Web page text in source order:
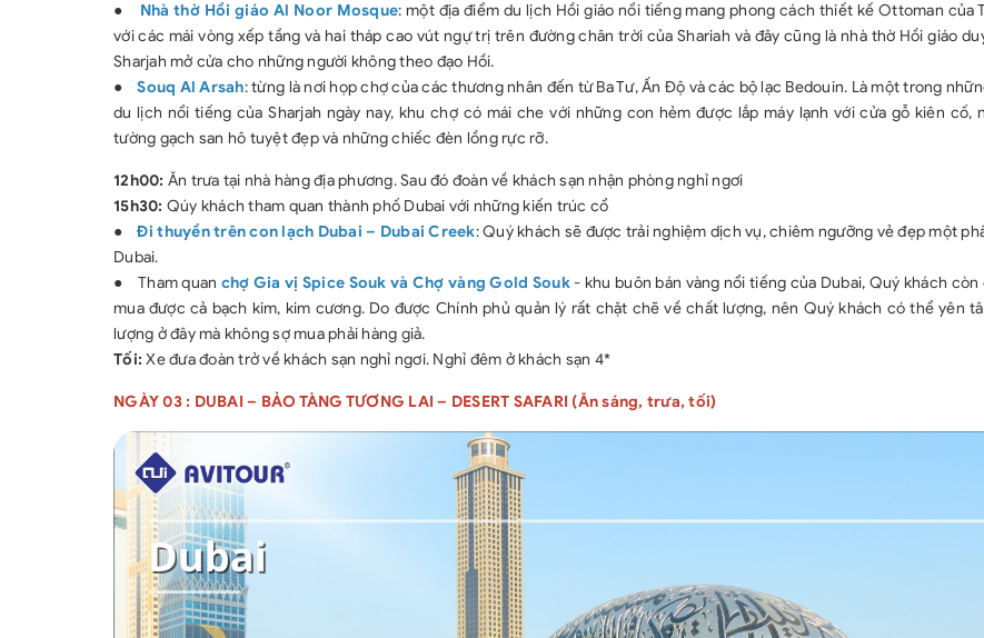
●
Nhà thờ Hồi giáo Al Noor Mosque: một địa điểm du lịch Hồi giáo nổi tiếng mang phong cách thiết kế Ottoman của
với các mái vòng xếp tầng và hai tháp cao vút ngự trị trên đường chân trời của Shariah và đây cũng là nhà thờ Hồi giáo
Sharjah mở cửa cho những người không theo đạo Hồi.
●
Souq Al Arsah: từng là nơi họp chợ của các thương nhân đến từ Ba Tư, Ấn Độ và các bộ lạc Bedouin. Là một trong
du lịch nổi tiếng của Sharjah ngày nay, khu chợ có mái che với những con hẻm được lắp máy lạnh với cửa gỗ kiên cố,
tường gạch san hô tuyệt đẹp và những chiếc đèn lồng rực rỡ.
12h00: Ăn trưa tại nhà hàng địa phương. Sau đó đoàn về khách sạn nhận phòng nghỉ ngơi
15h30: Qúy khách tham quan thành phố Dubai với những kiến trúc cổ
●
Đi thuyền trên con lạch Dubai – Dubai Creek: Quý khách sẽ được trải nghiệm dịch vụ, chiêm ngưỡng vẻ đẹp một
Dubai.
●
Tham quan chợ Gia vị Spice Souk và Chợ vàng Gold Souk- khu buôn bán vàng nổi tiếng của Dubai, Quý khách
mua được cả bạch kim, kim cương. Do được Chính phủ quản lý rất chặt chẽ về chất lượng, nên Quý khách có thể yên
lượng ở đây mà không sợ mua phải hàng giả.
Tối:Xe đưa đoàn trở về khách sạn nghỉ ngơi. Nghỉ đêm ở khách sạn 4*
NGÀY 03 : DUBAI – BẢO TÀNG TƯƠNG LAI – DESERT SAFARI (Ăn sáng, trưa, tối)